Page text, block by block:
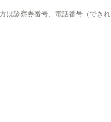
診察券番号、電話番号（でき